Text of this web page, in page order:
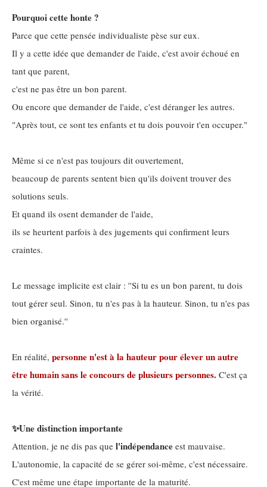
Pourquoi cette honte ?
Parce que cette pensée individualiste pèse sur eux.
Il y a cette idée que demander de l'aide, c'est avoir échoué en
tant que parent,
c'est ne pas être un bon parent.
Ou encore que demander de l'aide, c'est déranger les autres.
"Après tout, ce sont tes enfants et tu dois pouvoir t'en occuper."
Même si ce n'est pas toujours dit ouvertement,
beaucoup de parents sentent bien qu'ils doivent trouver des
solutions seuls.
Et quand ils osent demander de l'aide,
ils se heurtent parfois à des jugements qui confirment leurs
craintes.
Le message implicite est clair : ''Si tu es un bon parent, tu dois
tout gérer seul. Sinon, tu n'es pas à la hauteur. Sinon, tu n'es pas
bien organisé.''
En réalité, personne n'est à la hauteur pour élever un autre
être humain sans le concours de plusieurs personnes. C'est ça
la vérité.
✨Une distinction importante
Attention, je ne dis pas que l'indépendance est mauvaise.
L'autonomie, la capacité de se gérer soi-même, c'est nécessaire.
C'est même une étape importante de la maturité.